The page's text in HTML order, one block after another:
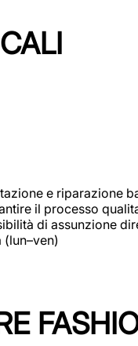
e riparazione
il processo
di assunzione